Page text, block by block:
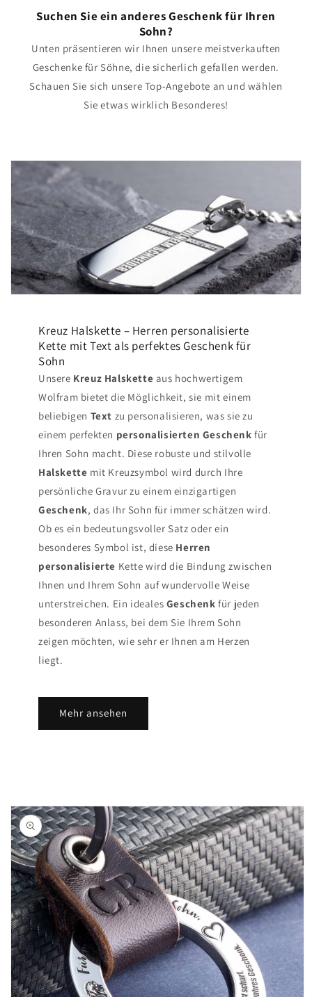
Suchen Sie ein anderes Geschenk für Ihren
Sohn?
Unten präsentieren wir Ihnen unsere meistverkauften
Geschenke für Söhne, die sicherlich gefallen werden.
Schauen Sie sich unsere Top-Angebote an und wählen
Sie etwas wirklich Besonderes!
Kreuz Halskette – Herren personalisierte
Kette mit Text als perfektes Geschenk für
Sohn
Unsere Kreuz Halskette aus hochwertigem
Wolfram bietet die Möglichkeit, sie mit einem
beliebigen Text zu personalisieren, was sie zu
einem perfekten personalisierten Geschenk für
Ihren Sohn macht. Diese robuste und stilvolle
Halskette mit Kreuzsymbol wird durch Ihre
persönliche Gravur zu einem einzigartigen
Geschenk, das Ihr Sohn für immer schätzen wird.
Ob es ein bedeutungsvoller Satz oder ein
besonderes Symbol ist, diese Herren
personalisierte Kette wird die Bindung zwischen
Ihnen und Ihrem Sohn auf wundervolle Weise
unterstreichen. Ein ideales Geschenk für jeden
besonderen Anlass, bei dem Sie Ihrem Sohn
zeigen möchten, wie sehr er Ihnen am Herzen
liegt.
Mehr ansehen
Passer aux
informations
produits